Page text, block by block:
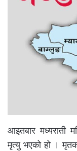
आइतबार मध्यराती
मृत्यु भएको हो ।